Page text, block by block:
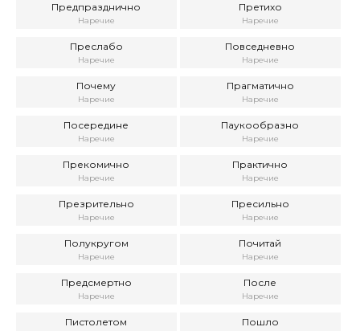
Предпразднично
Наречие
Претихо
Наречие
Преслабо
Наречие
Повседневно
Наречие
Почему
Наречие
Прагматично
Наречие
Посередине
Наречие
Паукообразно
Наречие
Прекомично
Наречие
Практично
Наречие
Презрительно
Наречие
Пресильно
Наречие
Полукругом
Наречие
Почитай
Наречие
Предсмертно
Наречие
После
Наречие
Пистолетом Пошло